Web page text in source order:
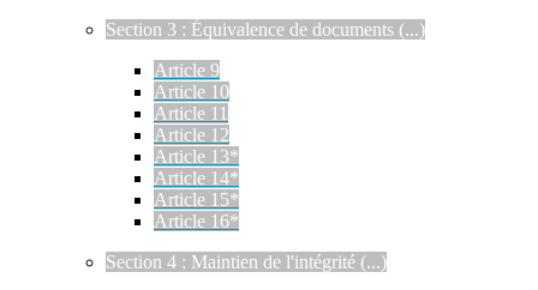
Section 3 : Équivalence de documents (...)
Article 9
Article 10
Article 11
Article 12
Article 13*
Article 14*
Article 15*
Article 16*
Section 4 : Maintien de l'intégrité (...)